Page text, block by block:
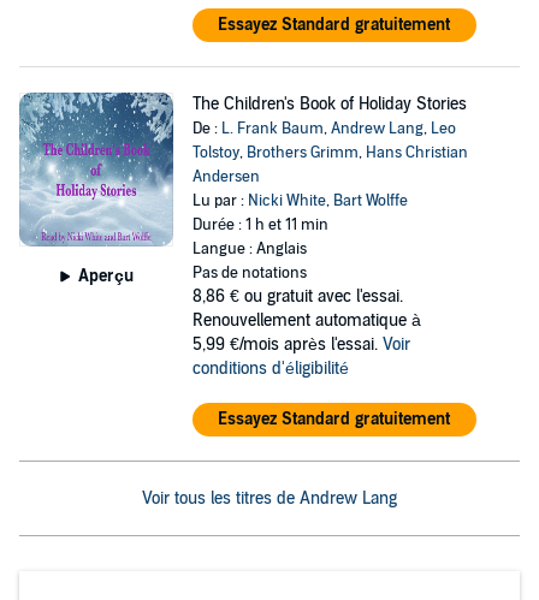
Essayez Standard gratuitement
Aperçu
The Children's Book of Holiday Stories
De : L. Frank Baum,Andrew Lang, Leo
Tolstoy, Brothers Grimm, Hans Christian
Andersen
Lu par : Nicki White, Bart Wolffe
Durée : 1 h et 11 min
Langue : Anglais
Pas de notations
8,86 € ou gratuit avec l'essai.
Renouvellement automatique à
5,99 €/mois après l'essai. Voir
conditions d'éligibilité
Essayez Standard gratuitement
Voir tous les titres de Andrew Lang